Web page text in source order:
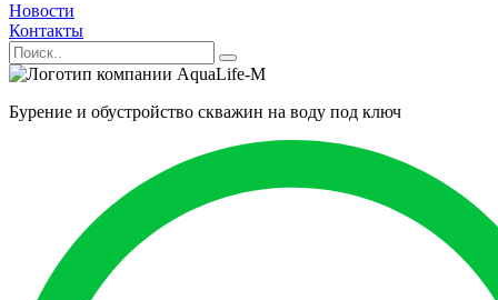
Новости
Контакты
Бурение и обустройство скважин на воду под ключ